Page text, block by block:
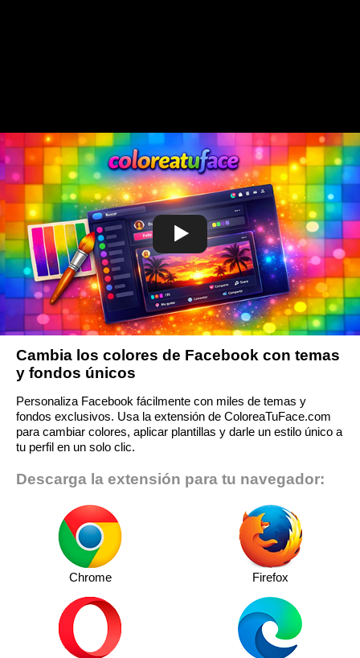
Cambia los colores de Facebook con temas
y fondos únicos
Personaliza Facebook fácilmente con miles de temas y
fondos exclusivos. Usa la extensión de ColoreaTuFace.com
para cambiar colores, aplicar plantillas y darle un estilo único a
tu perfil en un solo clic.
Descarga la extensión para tu navegador:
Chrome Firefox